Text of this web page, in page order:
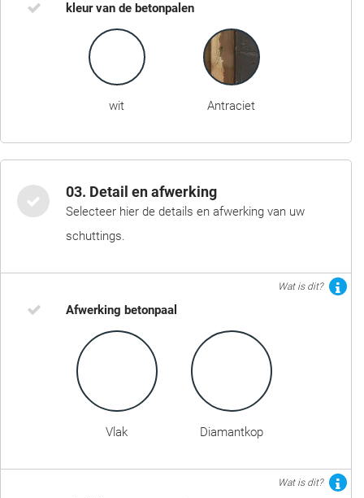
kleur van de betonpalen
wit Antraciet
03. Detail en afwerking
Selecteer hier de details en afwerking van uw
schuttings.
Wat is dit?
Afwerking betonpaal
Vlak Diamantkop
Wat is dit?